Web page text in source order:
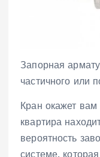
Запорная
частичного или
Кран окажет
квартира
вероятность
системе,